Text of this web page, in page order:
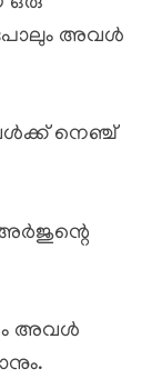
പോലും അവൾ
നെഞ്ച്
അവൾ